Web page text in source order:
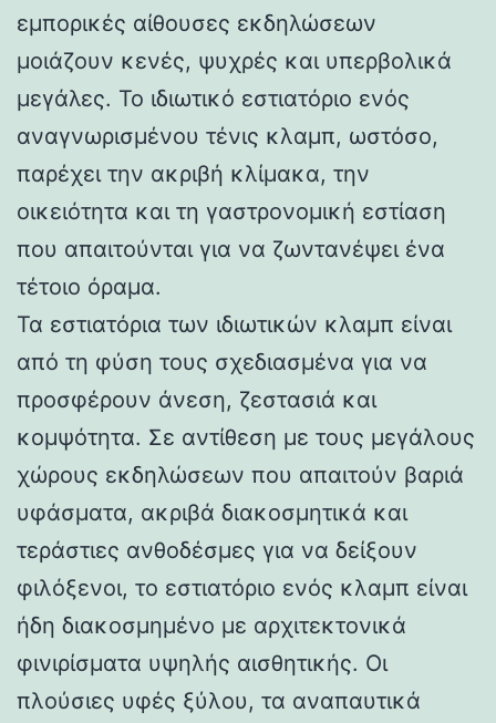
εμπορικές αίθουσες εκδηλώσεων
μοιάζουν κενές, ψυχρές και υπερβολικά
μεγάλες. Το ιδιωτικό εστιατόριο ενός
αναγνωρισμένου τένις κλαμπ, ωστόσο,
παρέχει την ακριβή κλίμακα, την
οικειότητα και τη γαστρονομική εστίαση
που απαιτούνται για να ζωντανέψει ένα
τέτοιο όραμα.
Τα εστιατόρια των ιδιωτικών κλαμπ είναι
από τη φύση τους σχεδιασμένα για να
προσφέρουν άνεση, ζεστασιά και
κομψότητα. Σε αντίθεση με τους μεγάλους
χώρους εκδηλώσεων που απαιτούν βαριά
υφάσματα, ακριβά διακοσμητικά και
τεράστιες ανθοδέσμες για να δείξουν
φιλόξενοι, το εστιατόριο ενός κλαμπ είναι
ήδη διακοσμημένο με αρχιτεκτονικά
φινιρίσματα υψηλής αισθητικής. Οι
πλούσιες υφές ξύλου, τα αναπαυτικά